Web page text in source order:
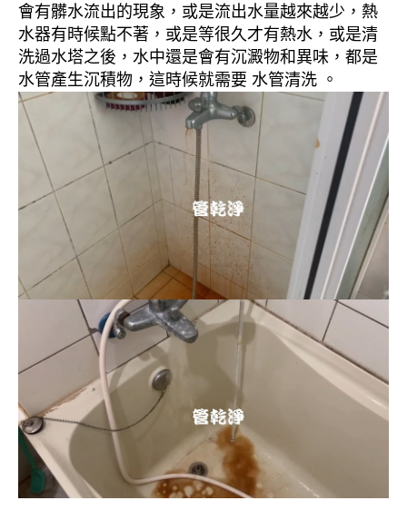
會有髒水流出的現象，或是流出水量越來越少，熱
水器有時候點不著，或是等很久才有熱水，或是清
洗過水塔之後，水中還是會有沉澱物和異味，都是
水管產生沉積物，這時候就需要 水管清洗 。